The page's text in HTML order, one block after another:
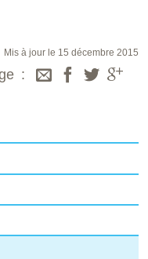
Mis à jour le 15 décembre 2015